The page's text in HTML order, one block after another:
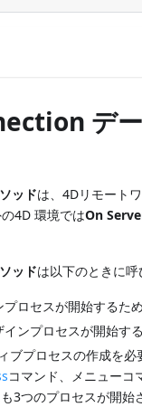
デ
ッドは、4Dリモート
4D 環境ではOn
ッドは以下のときに
ロセスが開始するた
ンプロセスが開始す
ブプロセスの作成
コマンド、メニューコ
3つのプロセスが開